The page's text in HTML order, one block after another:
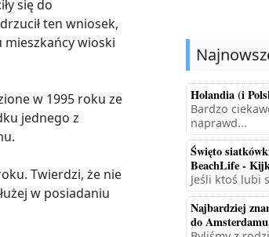
się do
ten wniosek,
wioski
w 1995 roku ze
jednego z
Twierdzi, że nie
w posiadaniu
Holandia (i
Bardzo
naprawd...
Święto
BeachLife -
Jeśli ktoś lubi
Najbardziej
do